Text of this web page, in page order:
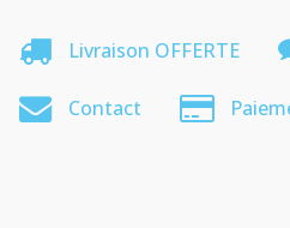
Livraison OFFERTE
Contact